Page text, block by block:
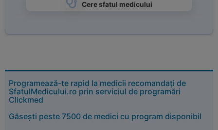
Cere sfatul medicului
Programează-te rapid la medicii recomandați de
SfatulMedicului.ro prin serviciul de programări
Clickmed
Găsești peste 7500 de medici cu program disponibil